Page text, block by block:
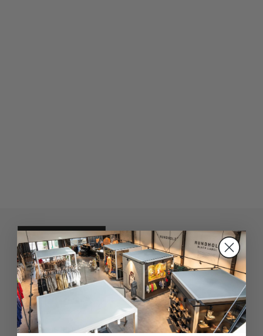
DAGMARFISCHER MODE GmbH